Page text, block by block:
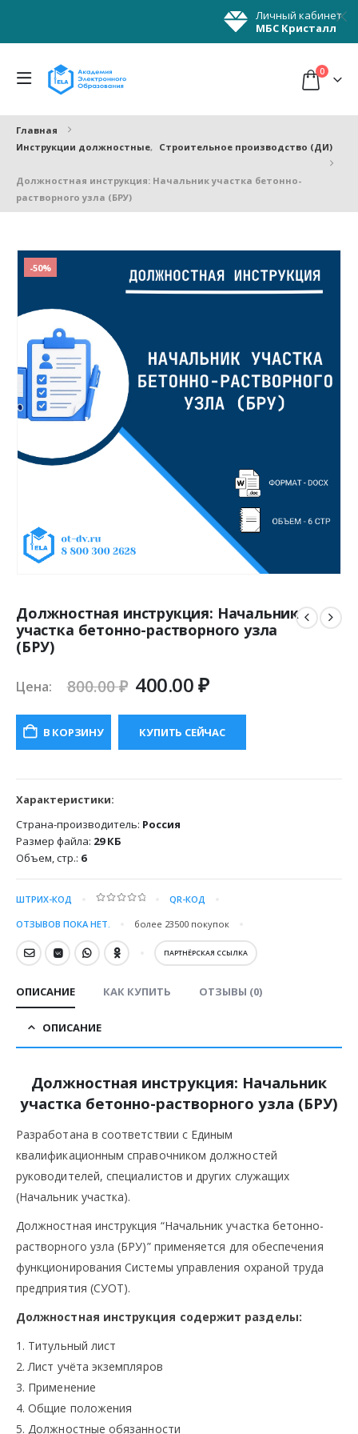
Личный кабинет
МБС Кристалл
0
Главная
Инструкции должностные, Строительное производство (ДИ)
Должностная инструкция: Начальник участка бетонно-
растворного узла (БРУ)
-50%
Должностная инструкция: Начальник
участка бетонно-растворного узла
(БРУ)
Цена: 800.00₽ Первоначальная
составляла
800.00 ₽.
400.00₽Текущая
400.00 ₽.
В КОРЗИНУ КУПИТЬ СЕЙЧАС
Характеристики:
Страна-производитель: Россия
Размер файла: 29 КБ
Объем, стр.: 6
ШТРИХ-КОД QR-КОД
ОТЗЫВОВ ПОКА НЕТ. более 23500 покупок
ПАРТНЁРСКАЯ ССЫЛКА
ОПИСАНИЕ КАК КУПИТЬ ОТЗЫВЫ (0)
ОПИСАНИЕ
Должностная инструкция: Начальник
участка бетонно-растворного узла (БРУ)
Разработана в соответствии с Единым
квалификационным справочником должностей
руководителей, специалистов и других служащих
(Начальник участка).
Должностная инструкция “Начальник участка бетонно-
растворного узла (БРУ)” применяется для обеспечения
функционирования Системы управления охраной труда
предприятия (СУОТ).
Должностная инструкция содержит разделы:
1. Титульный лист
2. Лист учёта экземпляров
3. Применение
4. Общие положения
5. Должностные обязанности